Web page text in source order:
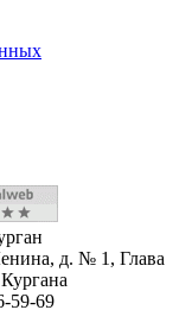
д. № 1, Глава
59-69